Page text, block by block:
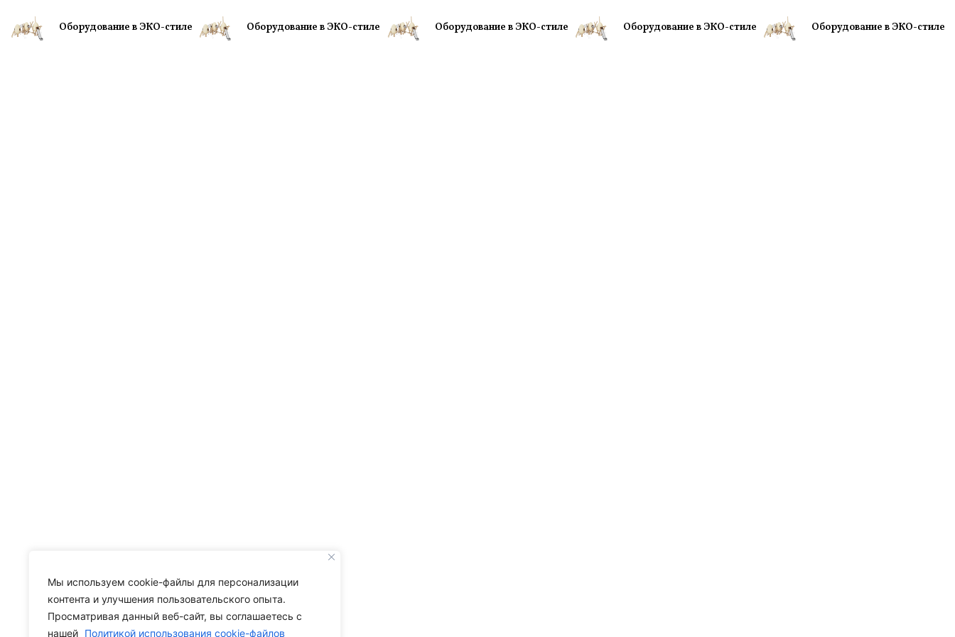
Мы используем cookie-файлы для персонализации
контента и улучшения пользовательского опыта.
Просматривая данный веб-сайт, вы соглашаетесь с
нашей Политикой использования cookie-файлов
Оборудование в ЭКО-стиле Оборудование в ЭКО-стиле Оборудование в ЭКО-стиле Оборудование в ЭКО-стиле Оборудование в ЭКО-стиле